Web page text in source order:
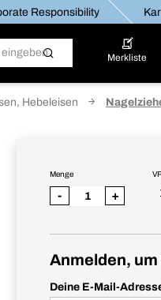
Responsibility
Merkliste
Hebeleisen
Menge
- +
Anmelden,
Deine E-Mail-